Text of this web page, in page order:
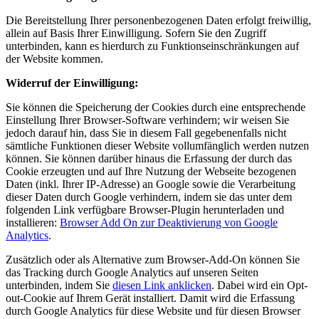
Die Bereitstellung Ihrer personenbezogenen Daten erfolgt freiwillig,
allein auf Basis Ihrer Einwilligung. Sofern Sie den Zugriff
unterbinden, kann es hierdurch zu Funktionseinschränkungen auf
der Website kommen.
Widerruf der Einwilligung:
Sie können die Speicherung der Cookies durch eine entsprechende
Einstellung Ihrer Browser-Software verhindern; wir weisen Sie
jedoch darauf hin, dass Sie in diesem Fall gegebenenfalls nicht
sämtliche Funktionen dieser Website vollumfänglich werden nutzen
können. Sie können darüber hinaus die Erfassung der durch das
Cookie erzeugten und auf Ihre Nutzung der Webseite bezogenen
Daten (inkl. Ihrer IP-Adresse) an Google sowie die Verarbeitung
dieser Daten durch Google verhindern, indem sie das unter dem
folgenden Link verfügbare Browser-Plugin herunterladen und
installieren: Browser Add On zur Deaktivierung von Google
Analytics.
Zusätzlich oder als Alternative zum Browser-Add-On können Sie
das Tracking durch Google Analytics auf unseren Seiten
unterbinden, indem Sie diesen Link anklicken. Dabei wird ein Opt-
out-Cookie auf Ihrem Gerät installiert. Damit wird die Erfassung
durch Google Analytics für diese Website und für diesen Browser